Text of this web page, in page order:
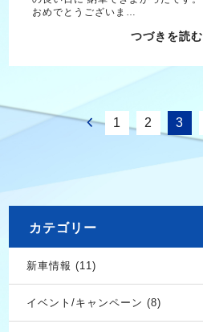
おめでとうございま…
つづきを読む
1 2 3
カテゴリー
新車情報 (11)
イベント/キャンペーン (8)